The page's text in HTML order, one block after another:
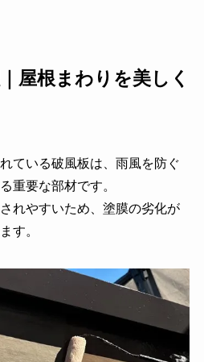
屋根まわりを美しく
ている破風板は、雨風を防ぐ
重要な部材です。
れやすいため、塗膜の劣化が
す。